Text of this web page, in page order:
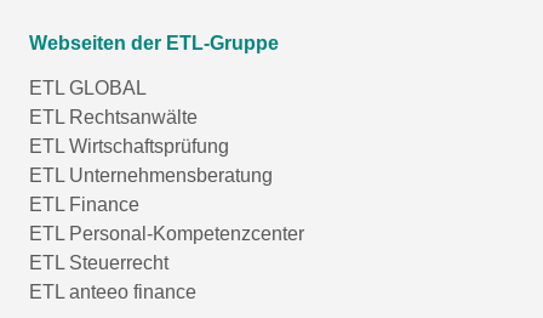
Webseiten der ETL-Gruppe
ETL GLOBAL
ETL Rechtsanwälte
ETL Wirtschaftsprüfung
ETL Unternehmensberatung
ETL Finance
ETL Personal-Kompetenzcenter
ETL Steuerrecht
ETL anteeo finance